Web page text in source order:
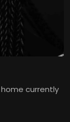
currently